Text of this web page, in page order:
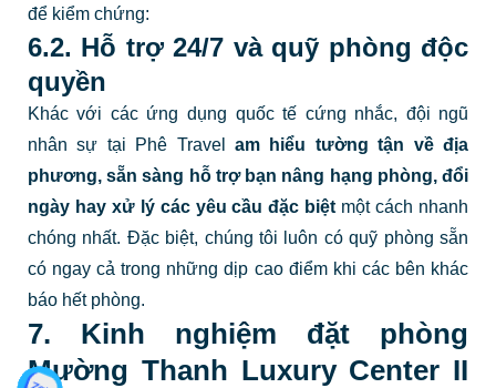
để kiểm chứng:
6.2. Hỗ trợ 24/7 và quỹ phòng độc
quyền
Khác với các ứng dụng quốc tế cứng nhắc, đội ngũ
nhân sự tại Phê Travel am hiểu tường tận về địa
phương, sẵn sàng hỗ trợ bạn nâng hạng phòng, đổi
ngày hay xử lý các yêu cầu đặc biệt một cách nhanh
chóng nhất. Đặc biệt, chúng tôi luôn có quỹ phòng sẵn
có ngay cả trong những dịp cao điểm khi các bên khác
báo hết phòng.
7. Kinh nghiệm đặt phòng
Mường Thanh Luxury Center II